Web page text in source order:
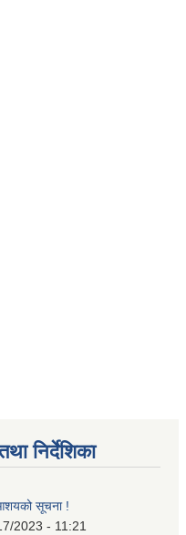
निर्देशिका
सूचना !
2023 - 11:21